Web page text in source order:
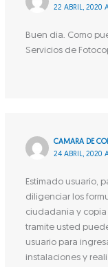
22 ABRIL, 2020
Buen dia. Como
Servicios de
CAMARA DE
24 ABRIL, 2020
Estimado usuario,
diligenciar los
ciudadania y copia
tramite usted
usuario para
instalaciones y